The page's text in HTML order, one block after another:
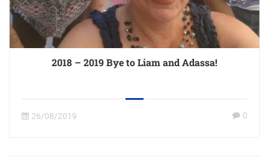
2018 – 2019 Bye to Liam and Adassa!
26/08/2019 0